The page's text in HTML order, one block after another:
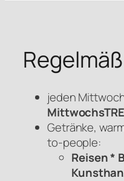
jeden
Getränke,
to-people:
Reisen *